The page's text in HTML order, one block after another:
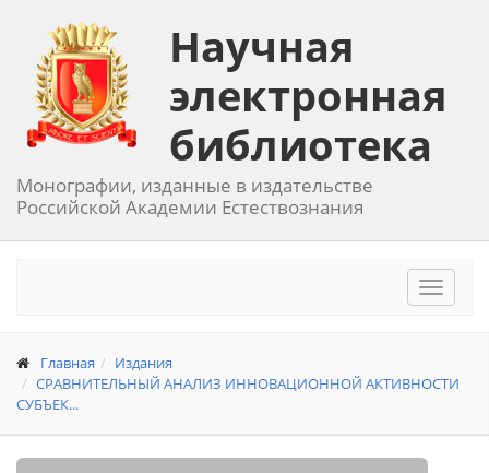
Научная
электронная
библиотека
Монографии, изданные в издательстве
Российской Академии Естествознания
Toggle
Главная
Издания
СРАВНИТЕЛЬНЫЙ АНАЛИЗ ИННОВАЦИОННОЙ АКТИВНОСТИ
СУБЪЕК...